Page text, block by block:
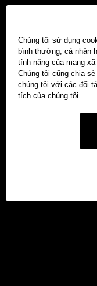
Chúng tôi sử dụng
bình thường, cá nhân
tính năng của mạng
Chúng tôi cũng chia
chúng tôi với các đối
tích của chúng tôi.